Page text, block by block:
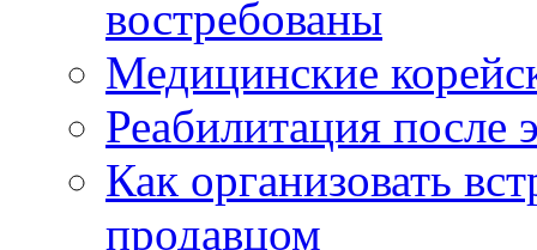
востребованы
Медицинские
Реабилитация после
Как организовать
продавцом